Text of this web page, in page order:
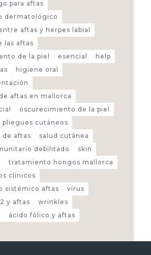
para aftas
dermatológico
aftas y herpes labial
las aftas
de la piel
esencial
help
higiene oral
aftas en mallorca
oscurecimiento de la piel
pliegues cutáneos
de aftas
salud cutánea
debilitado
skin
tratamiento hongos mallorca
clínicos
sistémico aftas
virus
y aftas
wrinkles
ácido fólico y aftas